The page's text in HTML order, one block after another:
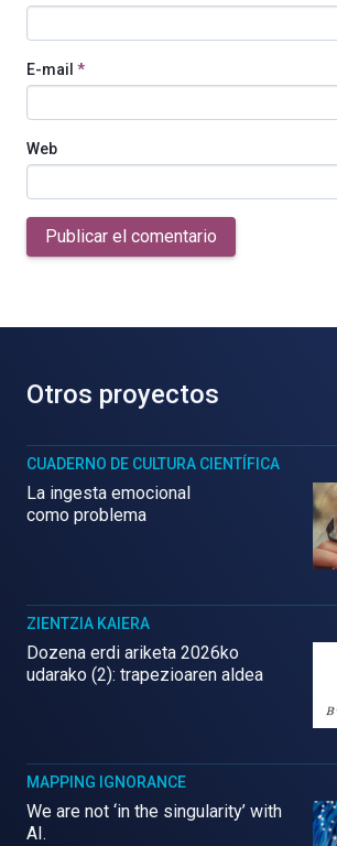
E-mail *
Web
Publicar el comentario
Otros proyectos
CUADERNO DE CULTURA CIENTÍFICA
La ingesta emocional
como problema
ZIENTZIA KAIERA
Dozena erdi ariketa 2026ko
udarako (2): trapezioaren aldea
MAPPING IGNORANCE
We are not ‘in the singularity’ with
AI.